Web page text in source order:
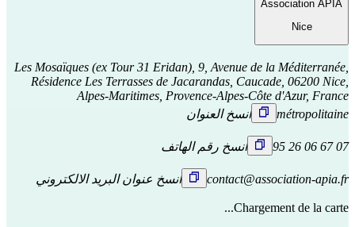
Association APIA
Nice
Les Mosaïques (ex Tour 31 Eridan), 9, Avenue de la Méditerranée,
Résidence Les Terrasses de Jacarandas, Caucade, 06200 Nice,
Alpes-Maritimes, Provence-Alpes-Côte d'Azur, France
métropolitaine
انسخ العنوان
07 67 06 26 95 انسخ رقم الهاتف
contact@association-apia.fr انسخ عنوان البريد الالكتروني
Chargement de la carte...